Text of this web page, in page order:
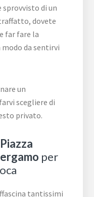
sprovvisto di un
dovete
far fare la
da sentirvi
un
scegliere di
privato.
per
tantissimi